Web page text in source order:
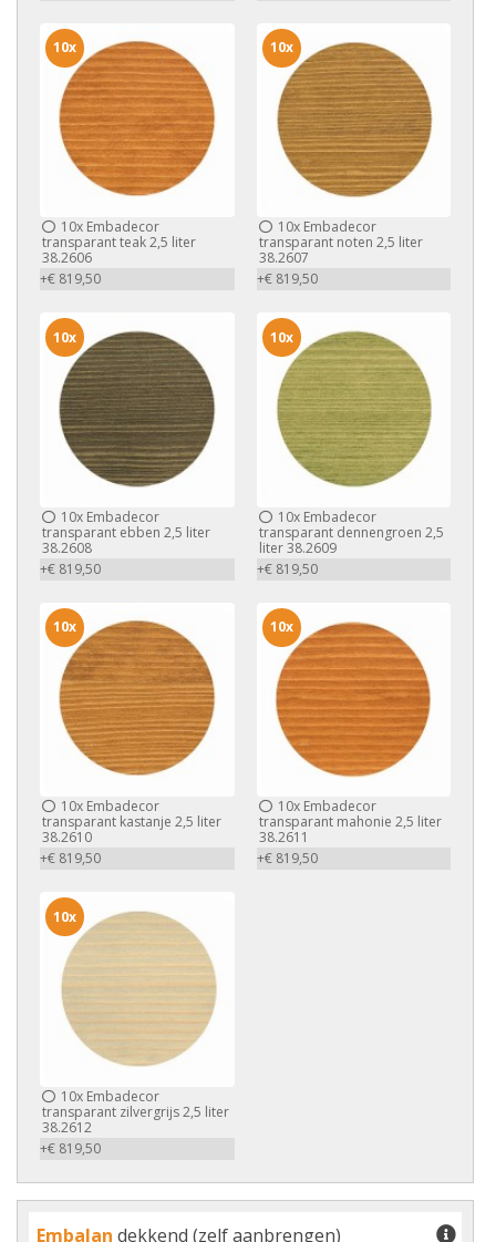
10x Embadecor
transparant teak 2,5 liter
38.2606
+€ 819,50
10x
10xEmbadecor
transparant noten 2,5 liter
38.2607
+€ 819,50
10x
10x Embadecor
transparant ebben 2,5 liter
38.2608
+€ 819,50
10x
10xEmbadecor
transparant dennengroen 2,5
liter 38.2609
+€ 819,50
10x
10x Embadecor
transparant kastanje 2,5 liter
38.2610
+€ 819,50
10x
10xEmbadecor
transparant mahonie 2,5 liter
38.2611
+€ 819,50
10x
10x Embadecor
transparant zilvergrijs 2,5 liter
38.2612
+€ 819,50
10x
Embalan dekkend (zelf aanbrengen)